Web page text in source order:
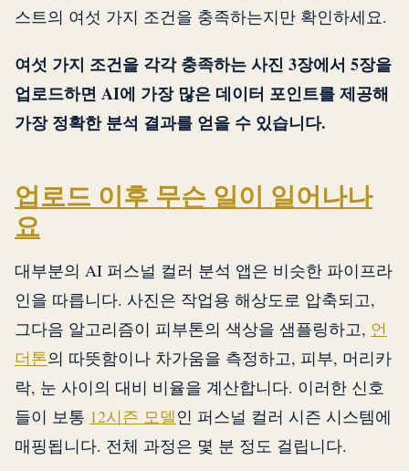
스트의 여섯 가지 조건을 충족하는지만 확인하세요.
여섯 가지 조건을 각각 충족하는 사진 3장에서 5장을
업로드하면 AI에 가장 많은 데이터 포인트를 제공해
가장 정확한 분석 결과를 얻을 수 있습니다.
업로드 이후 무슨 일이 일어나나
요
대부분의 AI 퍼스널 컬러 분석 앱은 비슷한 파이프라
인을 따릅니다. 사진은 작업용 해상도로 압축되고,
그다음 알고리즘이 피부톤의 색상을 샘플링하고, 언
더톤의 따뜻함이나 차가움을 측정하고, 피부, 머리카
락, 눈 사이의 대비 비율을 계산합니다. 이러한 신호
들이 보통 12시즌 모델인 퍼스널 컬러 시즌 시스템에
매핑됩니다. 전체 과정은 몇 분 정도 걸립니다.